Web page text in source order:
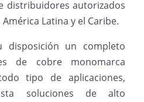
distribuidores autorizados
Latina y el Caribe.
un completo
de cobre monomarca
tipo de aplicaciones,
soluciones de alto